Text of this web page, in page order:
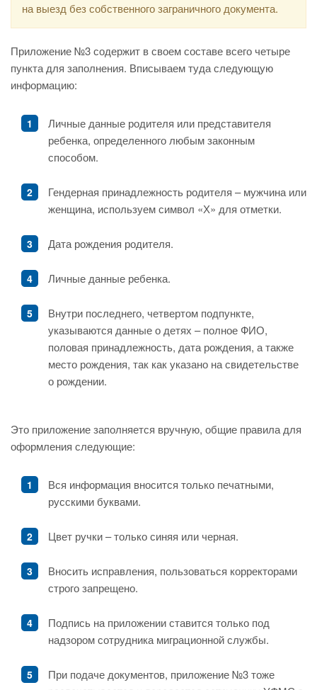
на выезд без собственного заграничного документа.
Приложение №3 содержит в своем составе всего четыре
пункта для заполнения. Вписываем туда следующую
информацию:
Личные данные родителя или представителя
ребенка, определенного любым законным
способом.
Гендерная принадлежность родителя – мужчина или
женщина, используем символ «Х» для отметки.
Дата рождения родителя.
Личные данные ребенка.
Внутри последнего, четвертом подпункте,
указываются данные о детях – полное ФИО,
половая принадлежность, дата рождения, а также
место рождения, так как указано на свидетельстве
о рождении.
Это приложение заполняется вручную, общие правила для
оформления следующие:
Вся информация вносится только печатными,
русскими буквами.
Цвет ручки – только синяя или черная.
Вносить исправления, пользоваться корректорами
строго запрещено.
Подпись на приложении ставится только под
надзором сотрудника миграционной службы.
При подаче документов, приложение №3 тоже